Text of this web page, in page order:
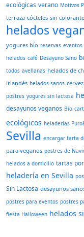
ecológicas verano Motivos
terraza cócteles sin
helados
yogures bío reservas eventos
helados café Desayuno Sano
todos avellanas helados de
irlandés helados sanos
postres yogures sin lactosa
desayunos veganos Bio
ecológicos heladerías
Sevilla encargar tarta
para veganos postres de
helados a domicilio tartas
heladería en Sevilla
Sin Lactosa desayunos
postres para eventos postres
fiesta Halloween helados